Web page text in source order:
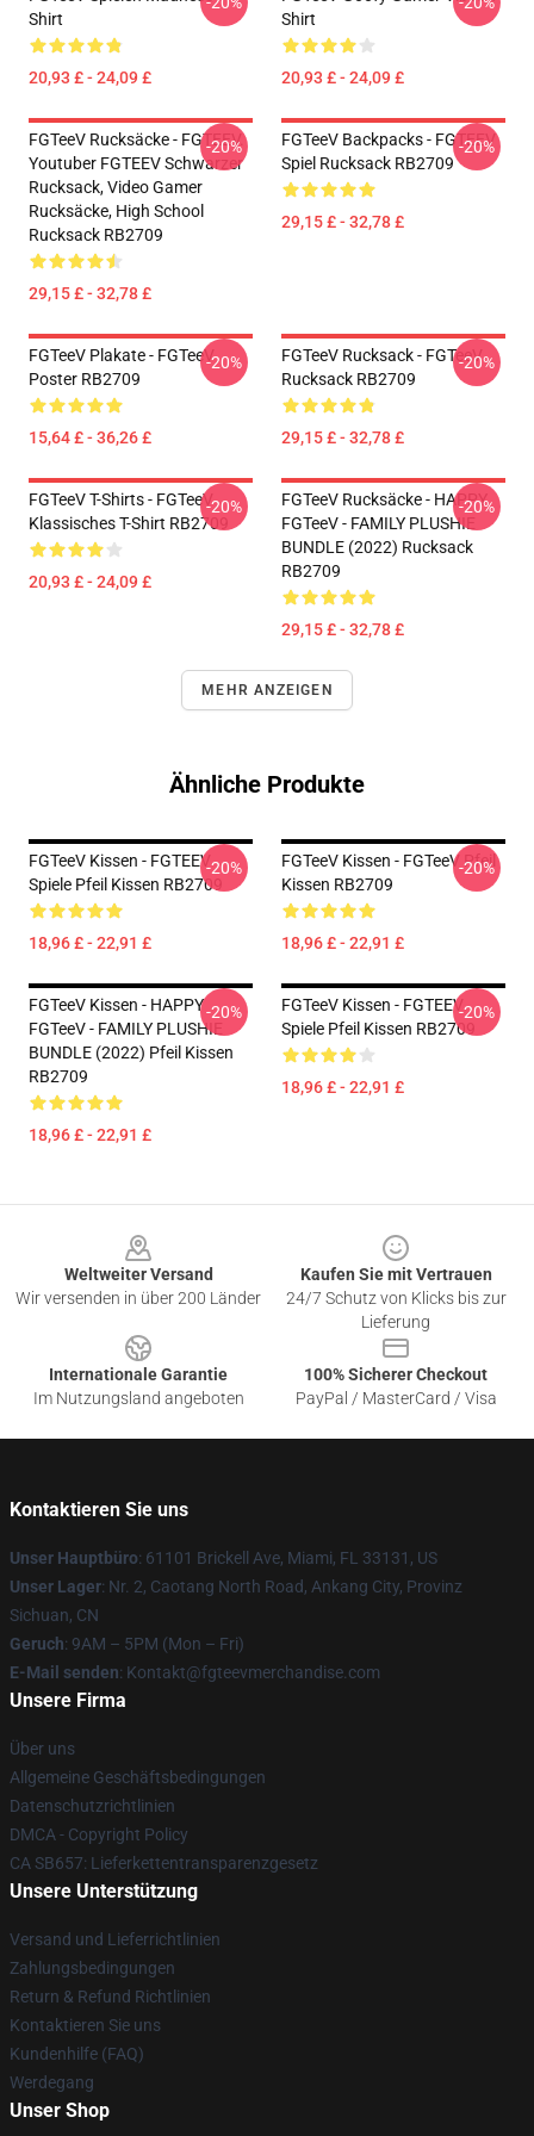
Shirt
20,93 £ - 24,09 £
Shirt
20,93 £ - 24,09 £
FGTeeV Rucksäcke - FGTEEV.
Youtuber FGTEEV Schwarzer
Rucksack, Video Gamer
Rucksäcke, High School
Rucksack RB2709
29,15 £ - 32,78 £
-20%
FGTeeV Backpacks - FGTEEV
Spiel Rucksack RB2709
29,15 £ - 32,78 £
-20%
FGTeeV Plakate - FGTeeV
Poster RB2709
15,64 £ - 36,26 £
-20%
FGTeeV Rucksack - FGTeeV
Rucksack RB2709
29,15 £ - 32,78 £
-20%
FGTeeV T-Shirts - FGTeeV
Klassisches T-Shirt RB2709
20,93 £ - 24,09 £
-20%
FGTeeV Rucksäcke - HAPPY
FGTeeV - FAMILY PLUSHIE
BUNDLE (2022) Rucksack
RB2709
29,15 £ - 32,78 £
-20%
MEHR ANZEIGEN
Ähnliche Produkte
FGTeeV Kissen - FGTEEV
Spiele Pfeil Kissen RB2709
18,96 £ - 22,91 £
-20%
FGTeeV Kissen - FGTeeV Pfeil
Kissen RB2709
18,96 £ - 22,91 £
-20%
FGTeeV Kissen - HAPPY
FGTeeV - FAMILY PLUSHIE
BUNDLE (2022) Pfeil Kissen
RB2709
18,96 £ - 22,91 £
-20%
FGTeeV Kissen - FGTEEV
Spiele Pfeil Kissen RB2709
18,96 £ - 22,91 £
-20%
Weltweiter Versand
Wir versenden in über 200 Länder
Kaufen Sie mit Vertrauen
24/7 Schutz von Klicks bis zur
Lieferung
Internationale Garantie
Im Nutzungsland angeboten
100% Sicherer Checkout
PayPal / MasterCard / Visa
Kontaktieren Sie uns
Unser Hauptbüro: 61101 Brickell Ave, Miami, FL 33131, US
Unser Lager: Nr. 2, Caotang North Road, Ankang City, Provinz
Sichuan, CN
Geruch: 9AM – 5PM (Mon – Fri)
E-Mail senden: Kontakt@fgteevmerchandise.com
Unsere Firma
Über uns
Allgemeine Geschäftsbedingungen
Datenschutzrichtlinien
DMCA - Copyright Policy
CA SB657: Lieferkettentransparenzgesetz
Unsere Unterstützung
Versand und Lieferrichtlinien
Zahlungsbedingungen
Return & Refund Richtlinien
Kontaktieren Sie uns
Kundenhilfe (FAQ)
Werdegang
Unser Shop